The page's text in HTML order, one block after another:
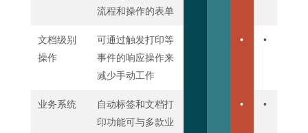
流程和操作的表单
文档级别
操作
可通过触发打印等
事件的响应操作来
减少手动工作
• •
业务系统
自动标签和文档打
印功能可与多款业
• •